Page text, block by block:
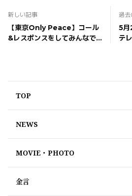
新しい記事
【東京Only Peace】コール
&レスポンスをしてみんなで
過去
5月
テ
TOP
NEWS
MOVIE・PHOTO
金言